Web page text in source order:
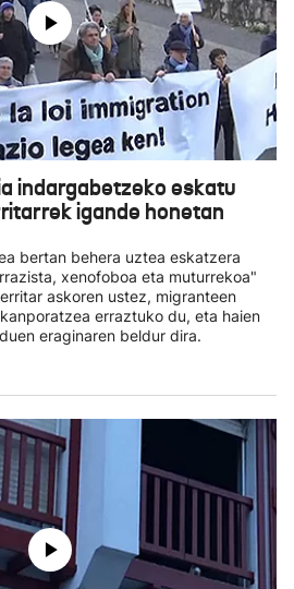
indargabetzeko eskatu
igande honetan
bertan behera uztea eskatzera
xenofoboa eta muturrekoa"
askoren ustez, migranteen
erraztuko du, eta haien
eraginaren beldur dira.